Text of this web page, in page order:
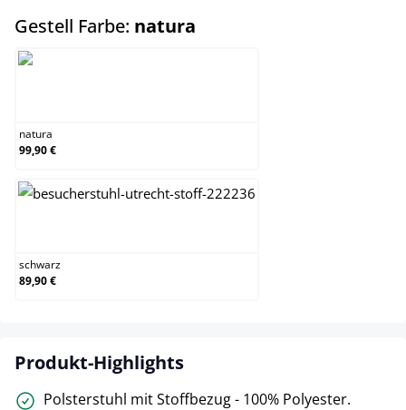
Gestell Farbe: natura
natura
99,90 €
schwarz
89,90 €
Produkt-Highlights
Polsterstuhl mit Stoffbezug - 100% Polyester.